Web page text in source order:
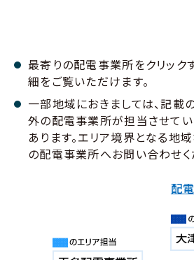
最寄りの配電事業所をクリック
細をご覧いただけます。
一部地域におきましては、記
外の配電事業所が担当させて
あります。エリア境界となる地
の配電事業所へお問い合わせく
配